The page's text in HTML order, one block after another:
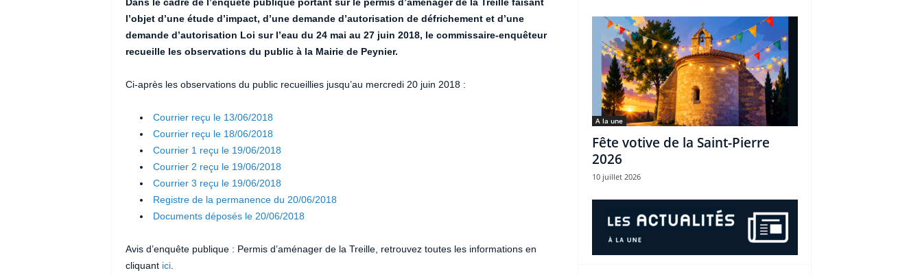
l’objet d’une étude d’impact, d’une demande d’autorisation de défrichement et d’une
demande d’autorisation Loi sur l’eau du 24 mai au 27 juin 2018, le commissaire-enquêteur
recueille les observations du public à la Mairie de Peynier.
Ci-après les observations du public recueillies jusqu’au mercredi 20 juin 2018 :
Courrier reçu le 13/06/2018
Courrier reçu le 18/06/2018
Courrier 1 reçu le 19/06/2018
Courrier 2 reçu le 19/06/2018
Courrier 3 reçu le 19/06/2018
Registre de la permanence du 20/06/2018
Documents déposés le 20/06/2018
Avis d’enquête publique : Permis d’aménager de la Treille, retrouvez toutes les informations en
cliquant ici.
A la une
Fête votive de la Saint-Pierre
2026
10 juillet 2026